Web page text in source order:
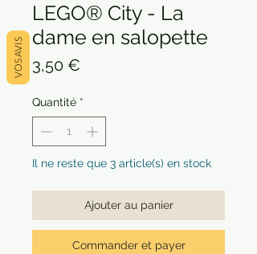
LEGO® City - La
dame en salopette
3,50 €
Quantité *
Il ne reste que 3 article(s) en stock
Ajouter au panier
Commander et payer
VOS AVIS